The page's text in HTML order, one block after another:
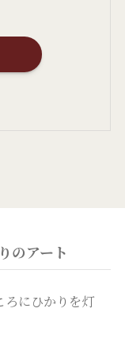
のアート
ろにひかりを灯